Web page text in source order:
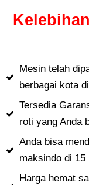
Mesin telah
berbagai kota
Tersedia
roti yang Anda
Anda bisa
maksindo di 15
Harga hemat